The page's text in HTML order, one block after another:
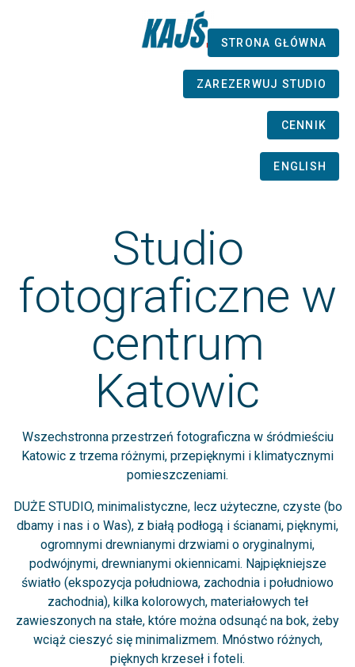
STRONA GŁÓWNA
ZAREZERWUJ STUDIO
CENNIK
ENGLISH
Studio
fotograficzne w
centrum
Katowic
Wszechstronna przestrzeń fotograficzna w śródmieściu
Katowic z trzema różnymi, przepięknymi i klimatycznymi
pomieszczeniami.
DUŻE STUDIO, minimalistyczne, lecz użyteczne, czyste (bo
dbamy i nas i o Was), z białą podłogą i ścianami, pięknymi,
ogromnymi drewnianymi drzwiami o oryginalnymi,
podwójnymi, drewnianymi okiennicami. Najpiękniejsze
światło (ekspozycja południowa, zachodnia i południowo
zachodnia), kilka kolorowych, materiałowych teł
zawieszonych na stałe, które można odsunąć na bok, żeby
wciąż cieszyć się minimalizmem. Mnóstwo różnych,
pięknych krzeseł i foteli.